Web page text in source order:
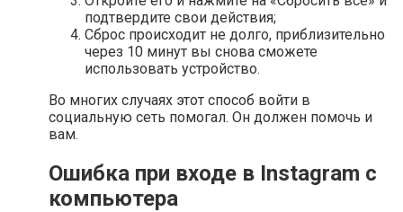
подтвердите свои действия;
Сброс происходит не долго, приблизительно
через 10 минут вы снова сможете
использовать устройство.
Во многих случаях этот способ войти в
социальную сеть помогал. Он должен помочь и
вам.
Ошибка при входе в Instagram с
компьютера